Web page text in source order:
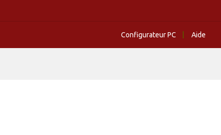
Configurateur PC Aide